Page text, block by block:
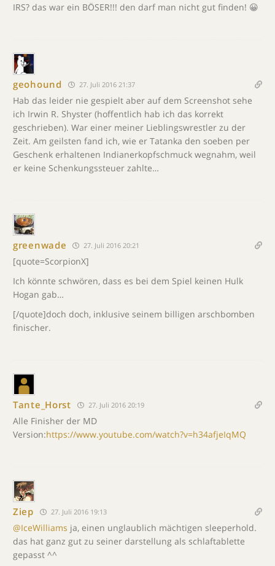
IRS? das war ein BÖSER!!! den darf man nicht gut finden! 😀
geohound 27. Juli 2016 21:37
Hab das leider nie gespielt aber auf dem Screenshot sehe
ich Irwin R. Shyster (hoffentlich hab ich das korrekt
geschrieben). War einer meiner Lieblingswrestler zu der
Zeit. Am geilsten fand ich, wie er Tatanka den soeben per
Geschenk erhaltenen Indianerkopfschmuck wegnahm, weil
er keine Schenkungssteuer zahlte…
greenwade 27. Juli 2016 20:21
[quote=ScorpionX]
Ich könnte schwören, dass es bei dem Spiel keinen Hulk
Hogan gab…
[/quote]doch doch, inklusive seinem billigen arschbomben
finischer.
Tante_Horst 27. Juli 2016 20:19
Alle Finisher der MD
Version:https://www.youtube.com/watch?v=h34afjeIqMQ
Ziep 27. Juli 2016 19:13
@IceWilliams ja, einen unglaublich mächtigen sleeperhold.
das hat ganz gut zu seiner darstellung als schlaftablette
gepasst ^^